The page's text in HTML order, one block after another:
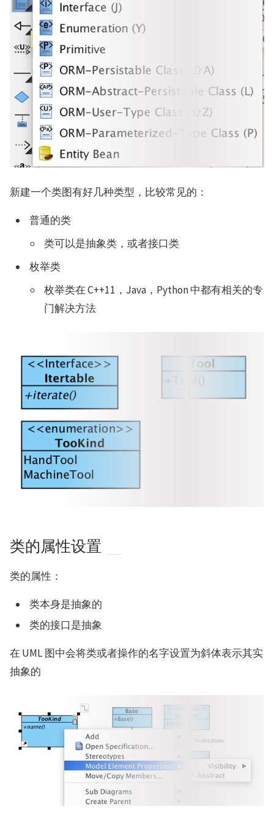
新建一个类图有好几种类型，比较常见的：
普通的类
类可以是抽象类，或者接口类
枚举类
枚举类在 C++11，Java，Python 中都有相关的专
门解决方法
类的属性设置
类的属性：
类本身是抽象的
类的接口是抽象
在 UML 图中会将类或者操作的名字设置为斜体表示其实
抽象的